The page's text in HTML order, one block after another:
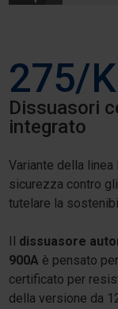
275/
Dissuasori
integrato
Variante della
sicurezza contro
tutelare la
dissuasore
900Aè pensato
certificato per
della versione da